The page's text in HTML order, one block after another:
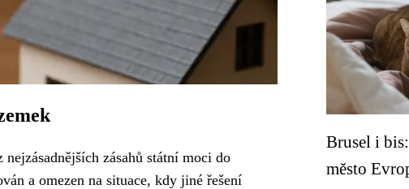
zásahů státní moci do
a omezen na situace, kdy jiné řešení
Brusel i
město